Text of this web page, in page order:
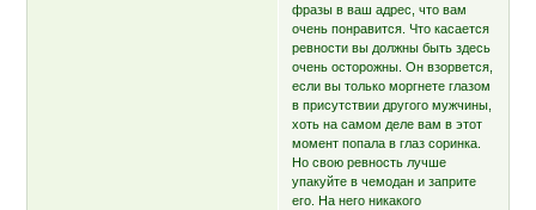
фразы в ваш адрес, что вам
очень понравится. Что касается
ревности вы должны быть здесь
очень осторожны. Он взорвется,
если вы только моргнете глазом
в присутствии другого мужчины,
хоть на самом деле вам в этот
момент попала в глаз соринка.
Но свою ревность лучше
упакуйте в чемодан и заприте
его. На него никакого